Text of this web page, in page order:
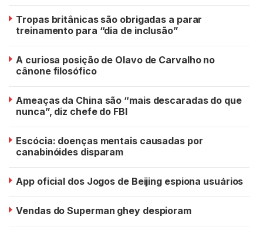
Tropas britânicas são obrigadas a parar
treinamento para “dia de inclusão”
A curiosa posição de Olavo de Carvalho no
cânone filosófico
Ameaças da China são “mais descaradas do que
nunca”, diz chefe do FBI
Escócia: doenças mentais causadas por
canabinóides disparam
App oficial dos Jogos de Beijing espiona usuários
Vendas do Superman ghey despioram